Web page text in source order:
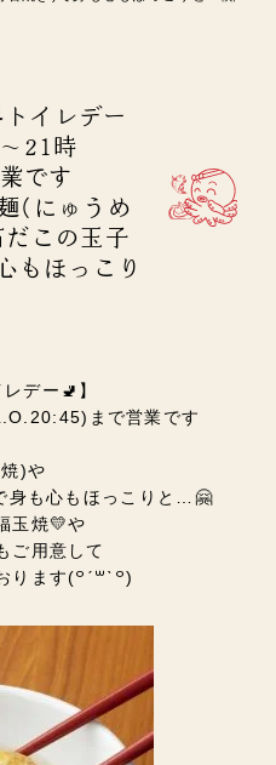
イレデー
21時
です
(にゅうめ
この玉子
もほっこり
デー🚽】
まで営業です
)や
身も心もほっこりと…🤗
玉焼💛や
ご用意して
ます(꒪ˊ꒳ˋ꒪)